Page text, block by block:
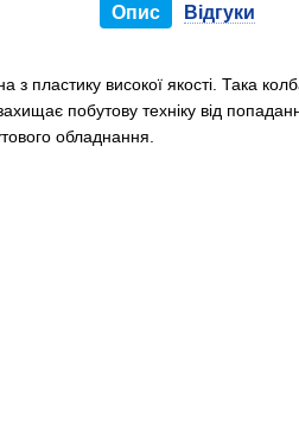
Опис Відгуки
пластику високої якості. Така
побутову техніку від
обладнання.